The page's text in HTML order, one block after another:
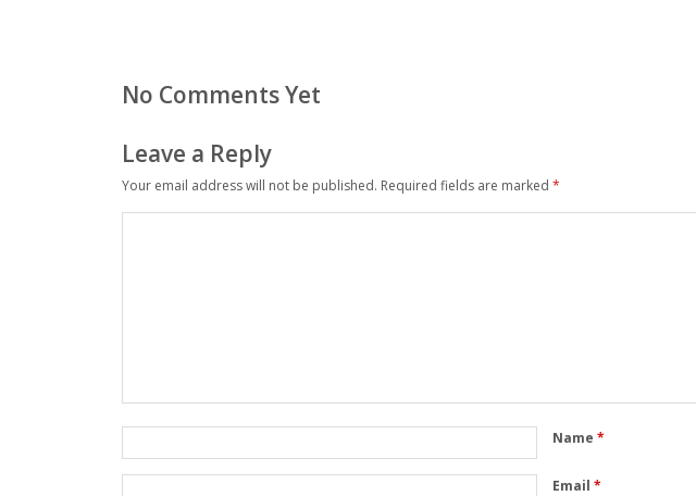
No Comments Yet
Leave a Reply
Your email address will not be published. Required fields are marked *
Name *
Email *